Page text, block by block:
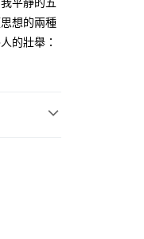
想的兩種
的壯舉：